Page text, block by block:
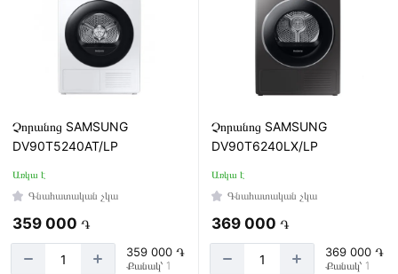
Չորանոց SAMSUNG
DV90T5240AT/LP
Առկա է
Գնահատական չկա
359 000 ֏
359 000 ֏
Քանակ՝ 1
Չորանոց SAMSUNG
DV90T6240LX/LP
Առկա է
Գնահատական չկա
369 000 ֏
369 000 ֏
Քանակ՝ 1